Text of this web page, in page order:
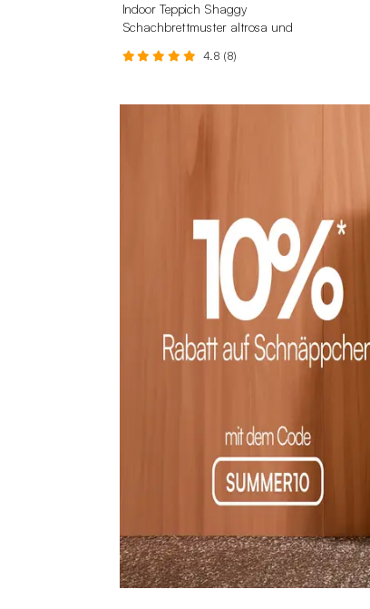
Indoor Teppich Shaggy
Schachbrettmuster altrosa und
4.8 (8)